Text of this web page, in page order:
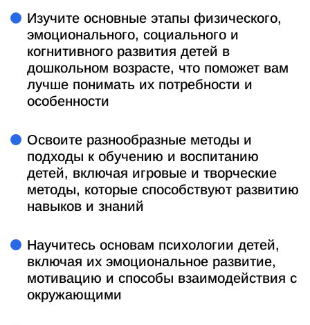
Изучите основные этапы физического,
эмоционального, социального и
когнитивного развития детей в
дошкольном возрасте, что поможет вам
лучше понимать их потребности и
особенности
Освоите разнообразные методы и
подходы к обучению и воспитанию
детей, включая игровые и творческие
методы, которые способствуют развитию
навыков и знаний
Научитесь основам психологии детей,
включая их эмоциональное развитие,
мотивацию и способы взаимодействия с
окружающими